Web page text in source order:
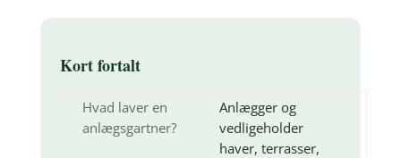
Kort fortalt
Hvad laver en
anlægsgartner?
Anlægger og
vedligeholder
haver, terrasser,